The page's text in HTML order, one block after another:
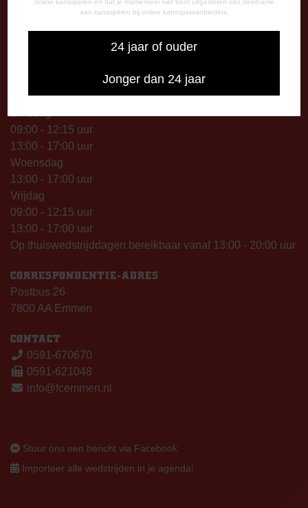
online kansspelen en dat je momenteel niet bent uitgesloten van deelname
aan kansspelen bij online kansspelaanbieders.
24 jaar of ouder
Jonger dan 24 jaar
13.00 – 17.00 uur
Op thuiswedstrijddagen geopend vanaf 13.00 uur (i.p.v.
TELEFONISCHE BEREIKBAARHEID
Telefonisch bereikbaar op:
09:00 - 12:15 uur
13:00 - 17:00 uur
Woensdag
13:00 - 17:00 uur
Vrijdag
09:00 - 12:15 uur
13:00 - 17:00 uur
Op thuiswedstrijddagen bereikbaar vanaf 13:00 - 20:00 uur
CORRESPONDENTIE-ADRES
Postbus 26
7800 AA Emmen
CONTACT
0591-670670
0591-621048
info@fcemmen.nl
Stuur ons een bericht via Facebook
Importeer alle wedstrijden in je agenda!